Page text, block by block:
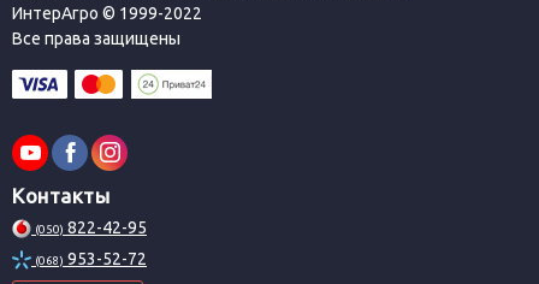
ИнтерАгро © 1999-2022
Все права защищены
Контакты
(050) 822-42-95
(068) 953-52-72